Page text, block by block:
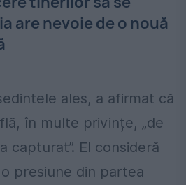
are nevoie de o nouă
ales, a afirmat că
în multe privințe, „de
capturat”. El consideră
presiune din partea